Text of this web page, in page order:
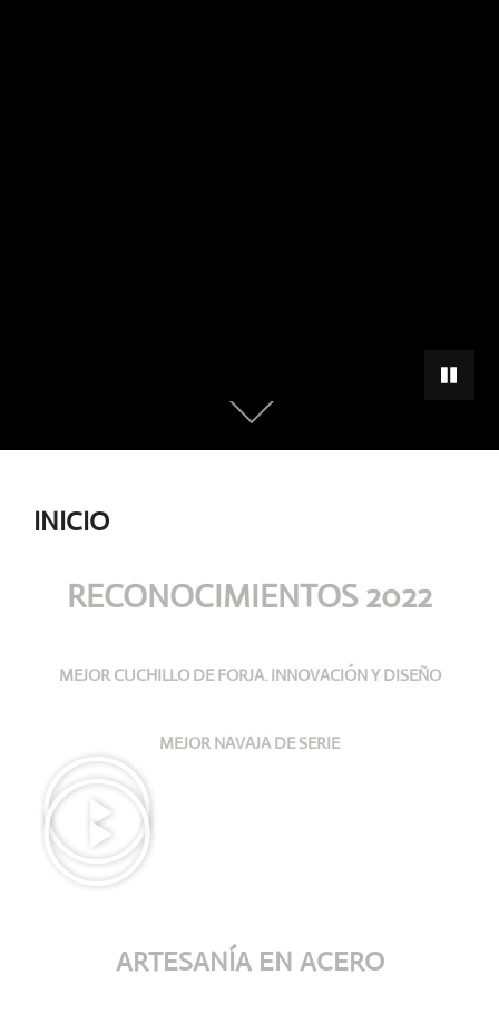
INICIO
RECONOCIMIENTOS 2022
MEJOR CUCHILLO DE FORJA. INNOVACIÓN Y DISEÑO
MEJOR NAVAJA DE SERIE
ARTESANÍA EN ACERO